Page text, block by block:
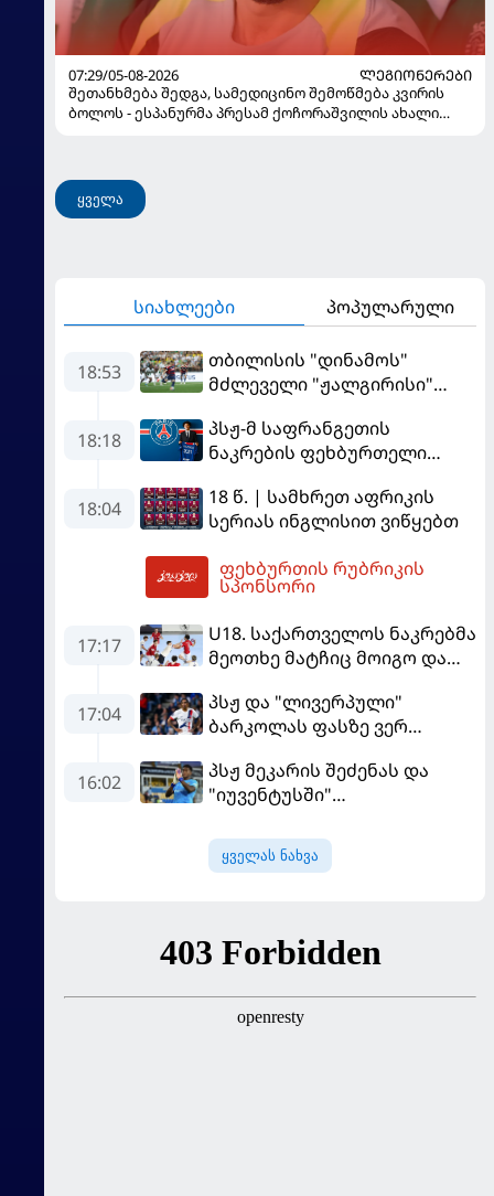
07:29/05-08-2026
ᲚᲔᲒᲘᲝᲜᲔᲠᲔᲑᲘ
შეთანხმება შედგა, სამედიცინო შემოწმება კვირის
ბოლოს - ესპანურმა პრესამ ქოჩორაშვილის ახალი
ყველა
სიახლეები პოპულარული
18:53
თბილისის "დინამოს"
მძლეველი "ჟალგირისი"
განადგურდა
18:18
პსჟ-მ საფრანგეთის
ნაკრების ფეხბურთელი
18:04
18 წ. | სამხრეთ აფრიკის
სერიას ინგლისით ვიწყებთ
ფეხბურთის რუბრიკის
სპონსორი
17:17
U18. საქართველოს ნაკრებმა
მეოთხე მატჩიც მოიგო და
გახდა
17:04
პსჟ და "ლივერპული"
ბარკოლას ფასზე ვერ
16:02
პსჟ მეკარის შეძენას და
"იუვენტუსში"
ყველას ნახვა